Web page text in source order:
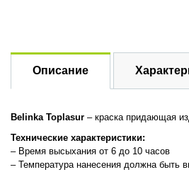
Описание
Belinka Toplasur – краска придающая
Технические характеристики:
– Время высыхания от 6 до 10 часов
– Температура нанесения должна быть